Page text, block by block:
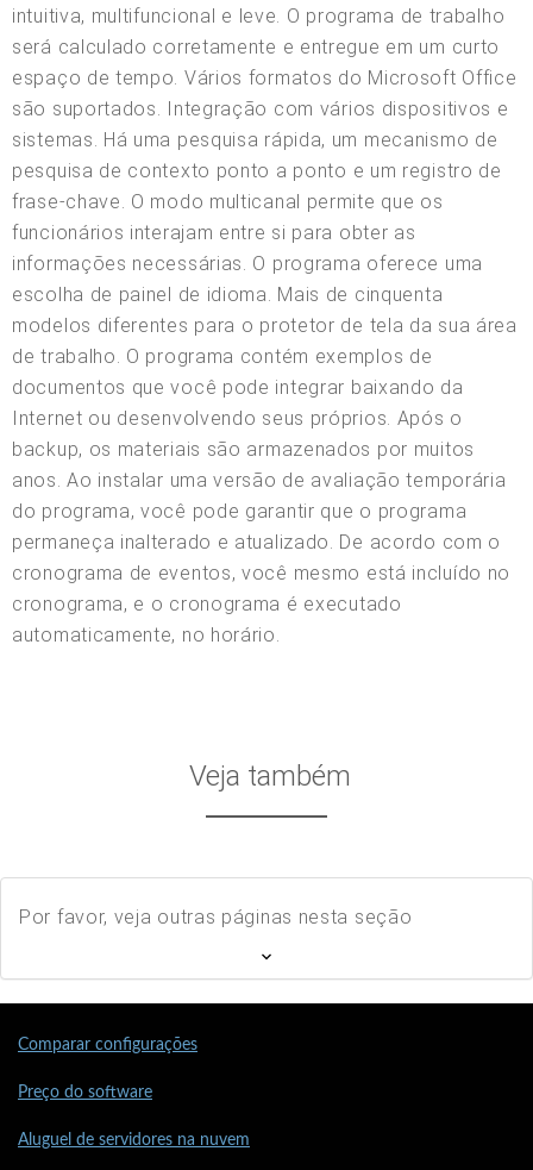
intuitiva, multifuncional e leve. O programa de trabalho
será calculado corretamente e entregue em um curto
espaço de tempo. Vários formatos do Microsoft Office
são suportados. Integração com vários dispositivos e
sistemas. Há uma pesquisa rápida, um mecanismo de
pesquisa de contexto ponto a ponto e um registro de
frase-chave. O modo multicanal permite que os
funcionários interajam entre si para obter as
informações necessárias. O programa oferece uma
escolha de painel de idioma. Mais de cinquenta
modelos diferentes para o protetor de tela da sua área
de trabalho. O programa contém exemplos de
documentos que você pode integrar baixando da
Internet ou desenvolvendo seus próprios. Após o
backup, os materiais são armazenados por muitos
anos. Ao instalar uma versão de avaliação temporária
do programa, você pode garantir que o programa
permaneça inalterado e atualizado. De acordo com o
cronograma de eventos, você mesmo está incluído no
cronograma, e o cronograma é executado
automaticamente, no horário.
Veja também
Por favor, veja outras páginas nesta seção
Comparar configurações
Preço do software
Aluguel de servidores na nuvem